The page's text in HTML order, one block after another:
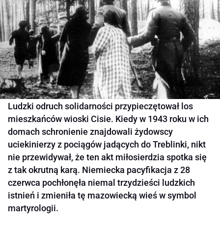
Ludzki odruch solidarności przypieczętował los
mieszkańców wioski Cisie. Kiedy w 1943 roku w ich
domach schronienie znajdowali żydowscy
uciekinierzy z pociągów jadących do Treblinki, nikt
nie przewidywał, że ten akt miłosierdzia spotka się
z tak okrutną karą. Niemiecka pacyfikacja z 28
czerwca pochłonęła niemal trzydzieści ludzkich
istnień i zmieniła tę mazowiecką wieś w symbol
martyrologii.